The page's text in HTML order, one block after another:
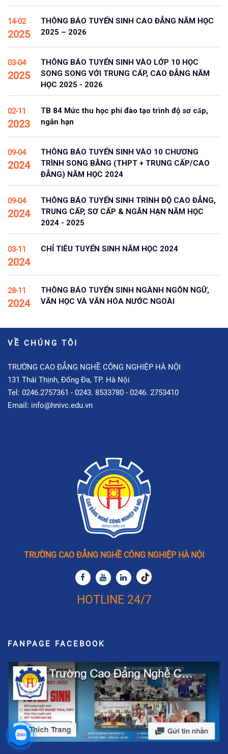
14-02
2025
THÔNG BÁO TUYỂN SINH CAO ĐẲNG NĂM HỌC
2025 – 2026
03-04
2025
THÔNG BÁO TUYỂN SINH VÀO LỚP 10 HỌC
SONG SONG VỚI TRUNG CẤP, CAO ĐẲNG NĂM
HỌC 2025 - 2026
02-11
2023
TB 84 Mức thu học phí đào tạo trình độ sơ cấp,
ngắn hạn
09-04
2024
THÔNG BÁO TUYỂN SINH VÀO 10 CHƯƠNG
TRÌNH SONG BẰNG (THPT + TRUNG CẤP/CAO
ĐẲNG) NĂM HỌC 2024
09-04
2024
THÔNG BÁO TUYỂN SINH TRÌNH ĐỘ CAO ĐẲNG,
TRUNG CẤP, SƠ CẤP & NGẮN HẠN NĂM HỌC
2024 - 2025
03-11
2024
CHỈ TIÊU TUYỂN SINH NĂM HỌC 2024
28-11
2024
THÔNG BÁO TUYỂN SINH NGÀNH NGÔN NGỮ,
VĂN HỌC VÀ VĂN HÓA NƯỚC NGOÀI
VỀ CHÚNG TÔI
TRƯỜNG CAO ĐẲNG NGHỀ CÔNG NGHIỆP HÀ NỘI
131 Thái Thịnh, Đống Đa, TP. Hà Nội
Tel: 0246.2757361 - 0243. 8533780 - 0246. 2753410
Email: info@hnivc.edu.vn
TRƯỜNG CAO ĐẲNG NGHỀ CÔNG NGHIỆP HÀ NỘI
HOTLINE 24/7
FANPAGE FACEBOOK